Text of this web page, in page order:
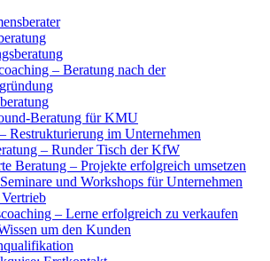
– Beratung nach der
Beratung für KMU
Restrukturierung im Unternehmen
– Runder Tisch der KfW
Beratung – Projekte erfolgreich umsetzen
und Workshops für Unternehmen
– Lerne erfolgreich zu verkaufen
um den Kunden